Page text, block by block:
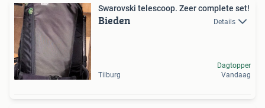
Swarovski telescoop. Zeer complete set!
Bieden Details
Tilburg
Dagtopper
Vandaag